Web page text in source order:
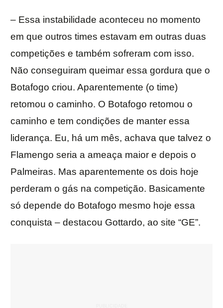
– Essa instabilidade aconteceu no momento
em que outros times estavam em outras duas
competições e também sofreram com isso.
Não conseguiram queimar essa gordura que o
Botafogo criou. Aparentemente (o time)
retomou o caminho. O Botafogo retomou o
caminho e tem condições de manter essa
liderança. Eu, há um mês, achava que talvez o
Flamengo seria a ameaça maior e depois o
Palmeiras. Mas aparentemente os dois hoje
perderam o gás na competição. Basicamente
só depende do Botafogo mesmo hoje essa
conquista – destacou Gottardo, ao site “GE”.